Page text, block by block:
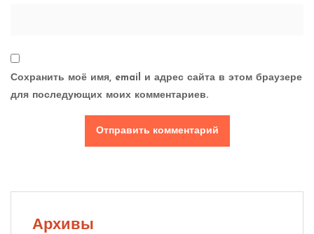
Сохранить моё имя, email и адрес сайта в этом браузере
для последующих моих комментариев.
Архивы